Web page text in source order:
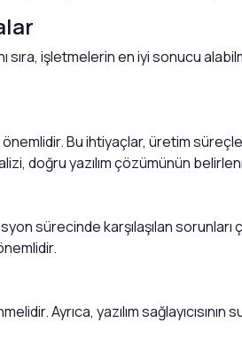
sıra, işletmelerin en iyi sonucu
önemlidir. Bu ihtiyaçlar, üretim
doğru yazılım çözümünün
sürecinde karşılaşılan sorunları
Ayrıca, yazılım